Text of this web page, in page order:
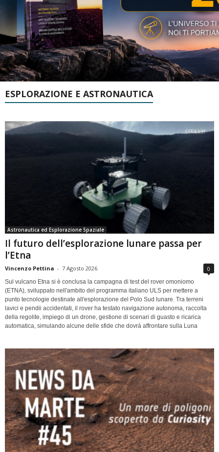
ESPLORAZIONE E ASTRONAUTICA
Astronautica ed Esplorazione Spaziale
Il futuro dell’esplorazione lunare passa per
l’Etna
Vincenzo Pettina - 7 Agosto 2026 0
Sul vulcano Etna si è conclusa la campagna di test del rover omoniomo
(ETNA), sviluppato nell'ambito del programma italiano ULS per mettere a
punto tecnologie destinate all'esplorazione del Polo Sud lunare. Tra terreni
lavici e pendii accidentati, il rover ha testato navigazione autonoma, raccolta
della regolite, impiego di un drone, gestione di scenari di guasto e ricarica
automatica, simulando alcune delle sfide che dovrà affrontare sulla Luna